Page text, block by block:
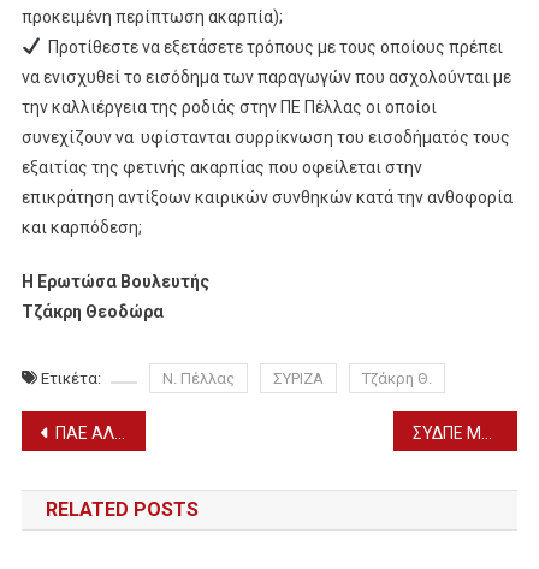
προκειμένη περίπτωση ακαρπία);
Προτίθεστε να εξετάσετε τρόπους με τους οποίους πρέπει
να ενισχυθεί το εισόδημα των παραγωγών που ασχολούνται με
την καλλιέργεια της ροδιάς στην ΠΕ Πέλλας οι οποίοι
συνεχίζουν να υφίστανται συρρίκνωση του εισοδήματός τους
εξαιτίας της φετινής ακαρπίας που οφείλεται στην
επικράτηση αντίξοων καιρικών συνθηκών κατά την ανθοφορία
και καρπόδεση;
Η Ερωτώσα Βουλευτής
Τζάκρη Θεοδώρα
Ετικέτα: Ν. Πέλλας ΣΥΡΙΖΑ Τζάκρη Θ.
Πλοήγηση
άρθρων
ΠΑΕ ΑΛΜΩΠΟΣ ΑΡΙΔΑΙΑΣ-ΚΥΠΕΛΛΟ ΕΛΛΑΔΟΣ: ΚΑΤΑΤΕΘΗΚΕ ΚΑΙ Η ΑΙΤΗΣΗ ΣΥΜΜΕΤΟΧΗΣ
RELATED POSTS